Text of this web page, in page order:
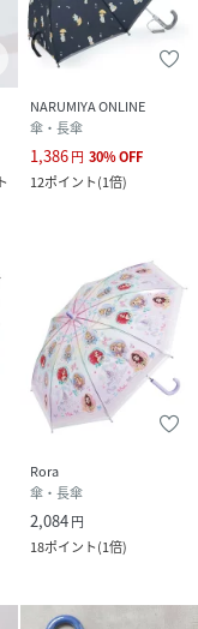
NARUMIYA ONLINE
傘・長傘
1,386円 30%OFF
12ポイント(1倍)
Rora
傘・長傘
2,084円
18ポイント(1倍)